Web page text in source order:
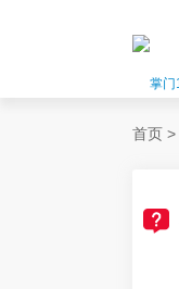
首页 >